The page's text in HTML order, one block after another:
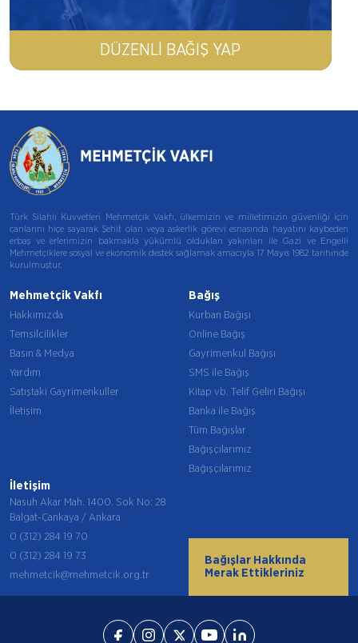
DÜZENLI BAĞIŞ YAP
Türk Silahlı Kuvvetleri Mehmetçik Vakfı, ülkemizin ve milletimizin güvenliği için
canlarını hiçe sayarak Şehit olan veya askerlik görevi esnasında hayatını kaybeden
erbaş ve erlerimizin bakmakla yükümlü oldukları yakınları ile Gazi ve Engelli
Mehmetçiklere sosyal ve ekonomik destek sağlamak amacıyla 17 Mayıs 1982 tarihinde
kurulmuştur.
Mehmetçik Vakfı
Hakkımızda
Temsilcilikler
Basın & Medya
Yardım
Satıştaki Gayrimenkuller
İletişim
Bağış
Kurban Bağışı
Online Bağış
Gayrimenkul Bağışı
SMS ile Bağış
Kitap vb. Telif Geliri Bağışı
Banka ile Bağış
Tüm Bağışlar
Bağışçılarımız
Bağışçılarımız
İletişim
Nasuh Akar Mah. 1400. Sok No: 28
Balgat-Çankaya / Ankara
0 (312) 284 19 70
0 (312) 284 19 73
mehmetcik@mehmetcik.org.tr
Bağışlar Hakkında
Merak Ettikleriniz